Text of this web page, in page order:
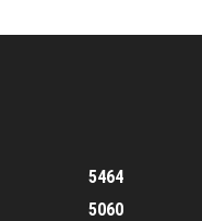
5464
5060